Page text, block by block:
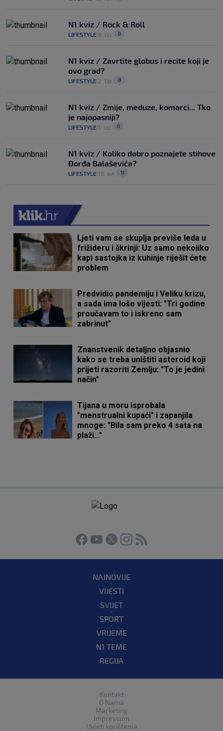
N1 kviz / Rock & Roll
LIFESTYLE 8. lip. 0
N1 kviz / Zavrtite globus i recite koji je
ovo grad?
LIFESTYLE 2. lip. 0
N1 kviz / Zmije, meduze, komarci... Tko
je najopasniji?
LIFESTYLE 1. lip. 0
N1 kviz / Koliko dobro poznajete stihove
Đorđa Balaševića?
LIFESTYLE 18. svi. 11
Ljeti vam se skuplja previše leda u
frižideru i škrinji: Uz samo nekoliko
kapi sastojka iz kuhinje riješit ćete
problem
Predvidio pandemiju i Veliku krizu,
a sada ima loše vijesti: "Tri godine
proučavam to i iskreno sam
zabrinut"
Znanstvenik detaljno objasnio
kako se treba uništiti asteroid koji
prijeti razoriti Zemlju: "To je jedini
način"
Tijana u moru isprobala
"menstrualni kupaći" i zapanjila
mnoge: "Bila sam preko 4 sata na
plaži..."
NAJNOVIJE
VIJESTI
SVIJET
SPORT
VRIJEME
N1 TEME
REGIJA
Kontakt
O Nama
Marketing
Impressum
Uvjeti korištenja